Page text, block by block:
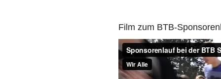
Film zum BTB-